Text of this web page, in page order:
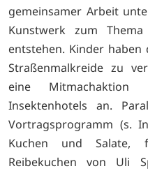
gemeinsamer Arbeit
Kunstwerk zum
entstehen. Kinder
Straßenmalkreide zu
eine
Insektenhotels an.
Vortragsprogramm (s.
Kuchen und Salate,
Reibekuchen von Uli